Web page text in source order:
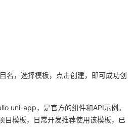
名，选择模板，点击创建，即可成功创
uni-app，是官方的组件和API示例。
目模板，日常开发推荐使用该模板，已